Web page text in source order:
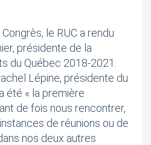
le RUC a rendu
présidente de la
du Québec 2018-2021.
Lépine, présidente du
été « la première
de fois nous rencontrer,
de réunions ou de
nos deux autres